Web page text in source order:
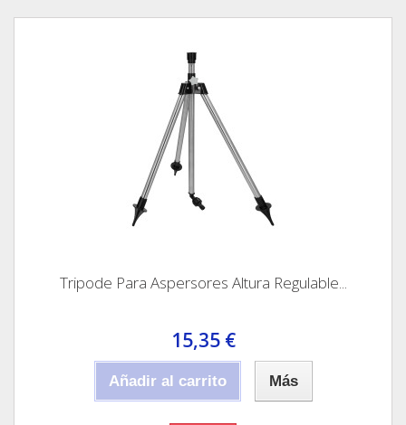
Tripode Para Aspersores Altura Regulable...
15,35 €
Añadir al carrito Más